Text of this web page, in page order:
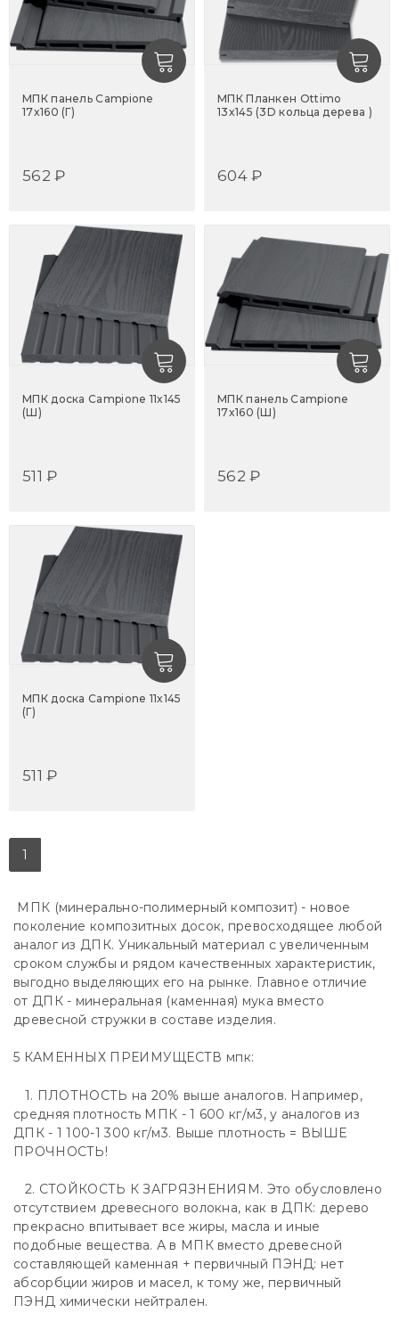
МПК панель Campione
17x160 (Г)
562 ₽
МПК Планкен Ottimo
13x145 (3D кольца дерева )
604 ₽
МПК доска Campione 11x145
(Ш)
511 ₽
МПК панель Campione
17x160 (Ш)
562 ₽
МПК доска Campione 11x145
(Г)
511 ₽
1
МПК (минерально-полимерный композит) - новое
поколение композитных досок, превосходящее любой
аналог из ДПК. Уникальный материал с увеличенным
сроком службы и рядом качественных характеристик,
выгодно выделяющих его на рынке. Главное отличие
от ДПК - минеральная (каменная) мука вместо
древесной стружки в составе изделия.
5 КАМЕННЫХ ПРЕИМУЩЕСТВ мпк:
1. ПЛОТНОСТЬ на 20% выше аналогов. Например,
средняя плотность МПК - 1 600 кг/м3, у аналогов из
ДПК - 1 100-1 300 кг/м3. Выше плотность = ВЫШЕ
ПРОЧНОСТЬ!
2. СТОЙКОСТЬ К ЗАГРЯЗНЕНИЯМ. Это обусловлено
отсутствием древесного волокна, как в ДПК: дерево
прекрасно впитывает все жиры, масла и иные
подобные вещества. А в МПК вместо древесной
составляющей каменная + первичный ПЭНД: нет
абсорбции жиров и масел, к тому же, первичный
ПЭНД химически нейтрален.